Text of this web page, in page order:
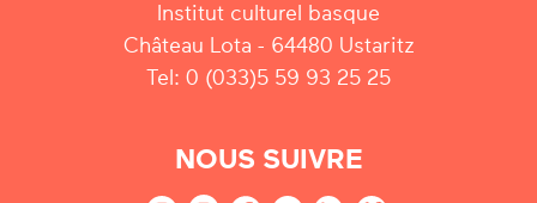
Institut culturel basque
Château Lota - 64480 Ustaritz
Tel: 0 (033)5 59 93 25 25
NOUS SUIVRE